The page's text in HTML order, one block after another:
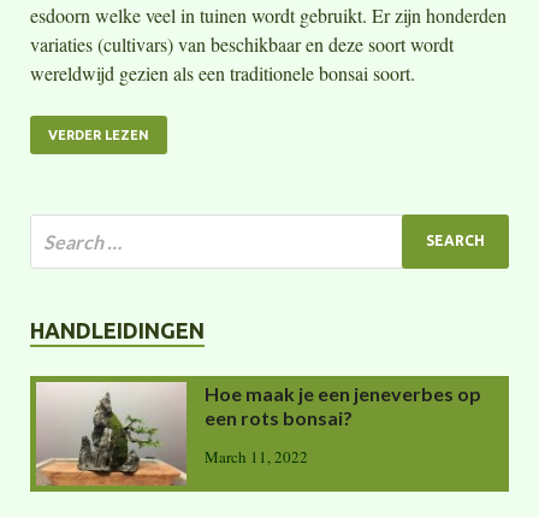
esdoorn welke veel in tuinen wordt gebruikt. Er zijn honderden
variaties (cultivars) van beschikbaar en deze soort wordt
wereldwijd gezien als een traditionele bonsai soort.
VERDER LEZEN
HANDLEIDINGEN
Hoe maak je een jeneverbes op
een rots bonsai?
March 11, 2022